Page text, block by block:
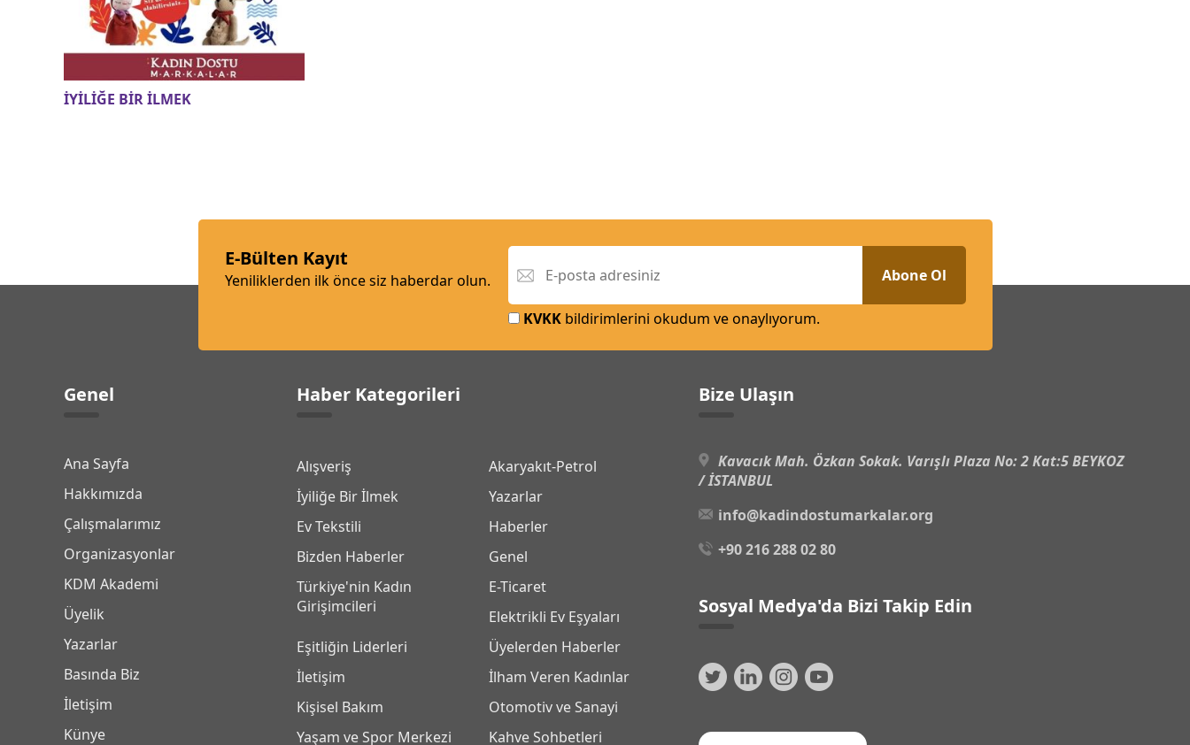
İYİLİĞE BİR İLMEK
E-Bülten Kayıt
Yeniliklerden ilk önce siz haberdar olun. Abone Ol
KVKKbildirimlerini okudum ve onaylıyorum.
Genel
Ana Sayfa
Hakkımızda
Çalışmalarımız
Organizasyonlar
KDM Akademi
Üyelik
Yazarlar
Basında Biz
İletişim
Künye
Haber Kategorileri
Alışveriş
Akaryakıt-Petrol
İyiliğe Bir İlmek
Yazarlar
Ev Tekstili
Haberler
Bizden Haberler
Genel
Türkiye'nin Kadın
Girişimcileri
E-Ticaret
Elektrikli Ev Eşyaları
Eşitliğin Liderleri
Üyelerden Haberler
İletişim
İlham Veren Kadınlar
Kişisel Bakım
Otomotiv ve Sanayi
Yaşam ve Spor Merkezi
Kahve Sohbetleri
Bize Ulaşın
Kavacık Mah. Özkan Sokak. Varışlı Plaza No: 2 Kat:5 BEYKOZ
/ İSTANBUL
info@kadindostumarkalar.org
+90 216 288 02 80
Sosyal Medya'da Bizi Takip Edin